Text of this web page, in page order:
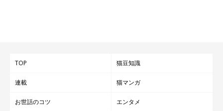
TOP 猫豆知識
連載 猫マンガ
お世話のコツ エンタメ